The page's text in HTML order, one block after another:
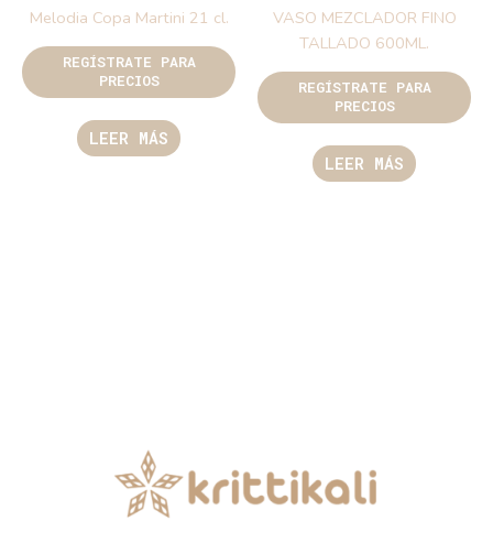
Melodia Copa Martini 21 cl.
REGÍSTRATE PARA
PRECIOS
LEER MÁS
VASO MEZCLADOR FINO
TALLADO 600ML.
REGÍSTRATE PARA
PRECIOS
LEER MÁS